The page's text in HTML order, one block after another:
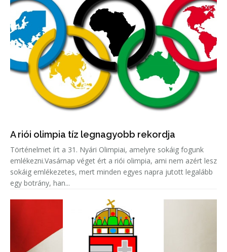
A riói olimpia tíz legnagyobb rekordja
Történelmet írt a 31. Nyári Olimpiai, amelyre sokáig fogunk
emlékezni.Vasárnap véget ért a riói olimpia, ami nem azért lesz
sokáig emlékezetes, mert minden egyes napra jutott legalább
egy botrány, han...